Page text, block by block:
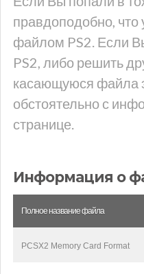
правдоподобно,
файлом PS2. Если
PS2, либо решить
касающуюся файла
обстоятельно с
странице.
Информация о
Полное название файла
PCSX2 Memory Card Format